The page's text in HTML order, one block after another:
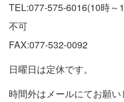
TEL:077-575-6016(10時
不可
FAX:077-532-0092
日曜日は定休です。
時間外はメールにてお願